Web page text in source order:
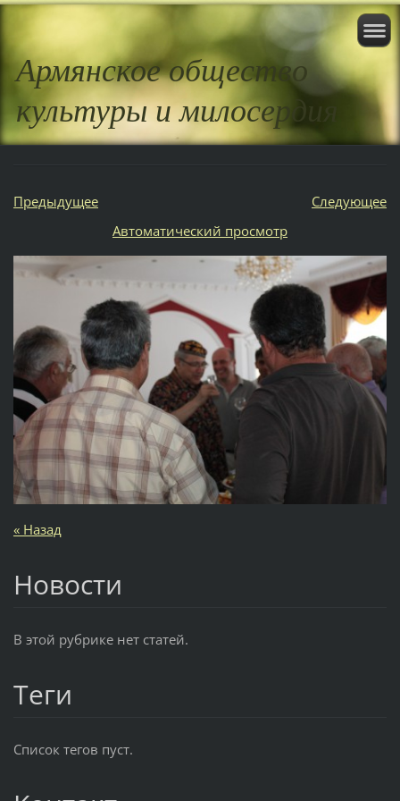
Армянское общество
культуры и милосердия
Предыдущее
Следующее
Aвтоматический просмотр
« Назад
Новости
В этой рубрике нет статей.
Теги
Список тегов пуст.